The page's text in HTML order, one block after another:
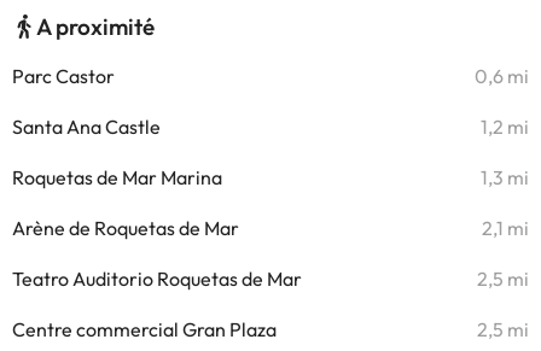
A proximité
Parc Castor 0,6 mi
Santa Ana Castle 1,2 mi
Roquetas de Mar Marina 1,3 mi
Arène de Roquetas de Mar 2,1 mi
Teatro Auditorio Roquetas de Mar 2,5 mi
Centre commercial Gran Plaza 2,5 mi